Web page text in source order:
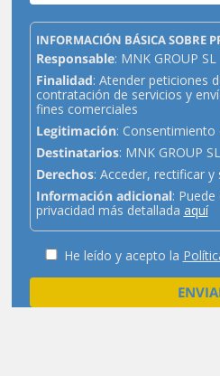
INFORMACIÓN BÁSICA SOBRE
Responsable: MNK GROUP SL
Finalidad: Atender peticiones
contratación de servicios y
fines comerciales
Legitimación: Consentimiento
Destinatarios: MNK GROUP SL
Derechos: Acceder, rectificar
Información adicional:
privacidad más detallada aquí
He leído y acepto la